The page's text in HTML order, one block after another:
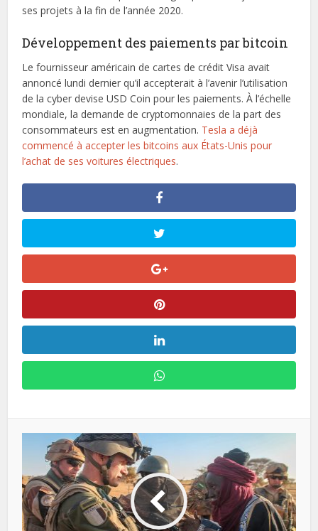
ses projets à la fin de l’année 2020.
Développement des paiements par bitcoin
Le fournisseur américain de cartes de crédit Visa avait
annoncé lundi dernier qu’il accepterait à l’avenir l’utilisation
de la cyber devise USD Coin pour les paiements. À l’échelle
mondiale, la demande de cryptomonnaies de la part des
consommateurs est en augmentation. Tesla a déjà
commencé à accepter les bitcoins aux États-Unis pour
l’achat de ses voitures électriques.